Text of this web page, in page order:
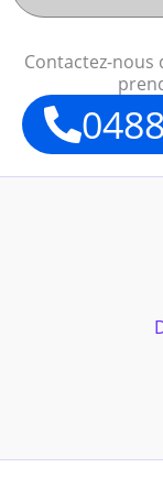
Contactez-nous